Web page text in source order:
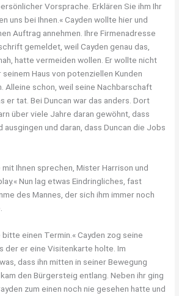
Vorsprache. Erklären Sie ihm Ihr
uns bei Ihnen.« Cayden wollte hier und
Auftrag annehmen. Ihre Firmenadresse
gemeldet, weil Cayden genau das,
hatte vermeiden wollen. Er wollte nicht
Haus von potenziellen Kunden
Alleine schon, weil seine Nachbarschaft
er tat. Bei Duncan war das anders. Dort
über viele Jahre daran gewöhnt, dass
ausgingen und daran, dass Duncan die Jobs
Ihnen sprechen, Mister Harrison und
Nun lag etwas Eindringliches, fast
des Mannes, der sich ihm immer noch
bitte einen Termin.« Cayden zog seine
der er eine Visitenkarte holte. Im
dass ihn mitten in seiner Bewegung
den Bürgersteig entlang. Neben ihr ging
zum einen noch nie gesehen hatte und